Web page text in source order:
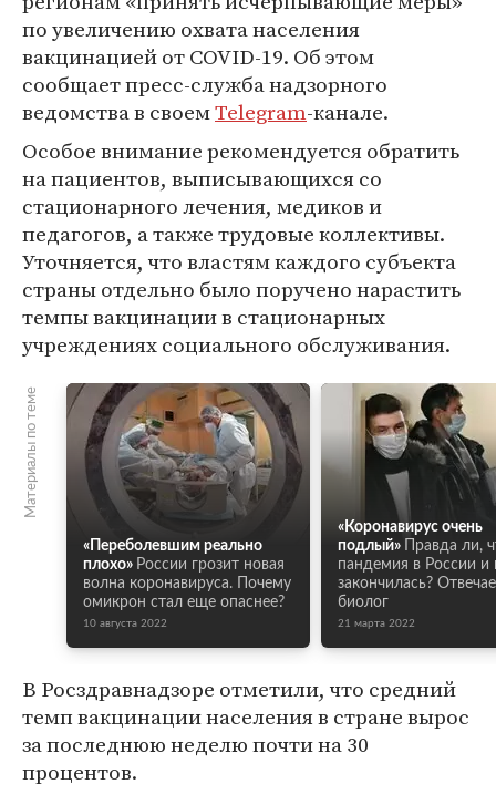
по увеличению охвата населения
вакцинацией от COVID-19. Об этом
сообщает пресс-служба надзорного
ведомства в своемTelegram-канале.
Особое внимание рекомендуется обратить
на пациентов, выписывающихся со
стационарного лечения, медиков и
педагогов, а также трудовые коллективы.
Уточняется, что властям каждого субъекта
страны отдельно было поручено нарастить
темпы вакцинации в стационарных
учреждениях социального обслуживания.
Материалы по теме
«Переболевшим реально
плохо» России грозит новая
волна коронавируса. Почему
омикрон стал еще опаснее?
10 августа 2022
«Коронавирус очень
подлый»
Правда ли,
пандемия в России и
закончилась?
биолог
21 марта 2022
В Росздравнадзоре отметили, что средний
темп вакцинации населения в стране вырос
за последнюю неделю почти на 30
процентов.